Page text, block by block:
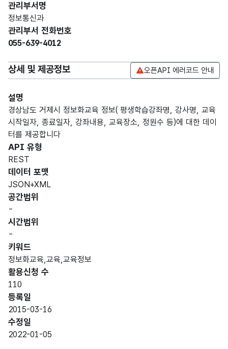
관리부서명
정보통신과
관리부서 전화번호
055-639-4012
상세 및 제공정보 오픈API 에러코드 안내
설명
경상남도 거제시 정보화교육 정보( 평생학습강좌명, 강사명, 교육
시작일자, 종료일자, 강좌내용, 교육장소, 정원수 등)에 대한 데이
터를 제공합니다
API 유형
REST
데이터 포맷
JSON+XML
공간범위
-
시간범위
-
키워드
정보화교육,교육,교육정보
활용신청 수
110
등록일
2015-03-16
수정일
2022-01-05